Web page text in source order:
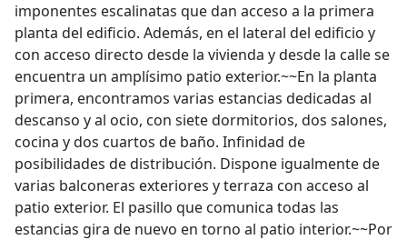
imponentes escalinatas que dan acceso a la primera
planta del edificio. Además, en el lateral del edificio y
con acceso directo desde la vivienda y desde la calle se
encuentra un amplísimo patio exterior.~~En la planta
primera, encontramos varias estancias dedicadas al
descanso y al ocio, con siete dormitorios, dos salones,
cocina y dos cuartos de baño. Infinidad de
posibilidades de distribución. Dispone igualmente de
varias balconeras exteriores y terraza con acceso al
patio exterior. El pasillo que comunica todas las
estancias gira de nuevo en torno al patio interior.~~Por